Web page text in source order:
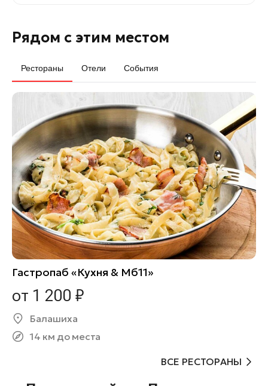
Рядом с этим местом
Рестораны Отели События
Гастропаб «Кухня & Мб11»
от 1 200 ₽
Балашиха
14 км до места
ВСЕ РЕСТОРАНЫ